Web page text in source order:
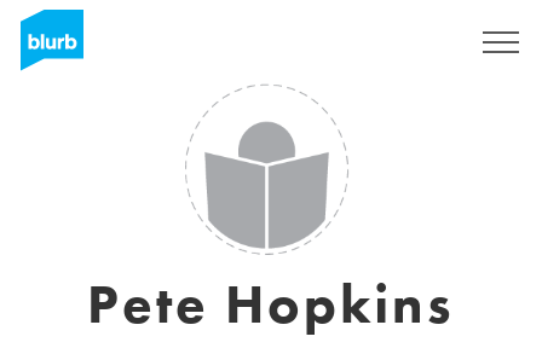
Pete Hopkins